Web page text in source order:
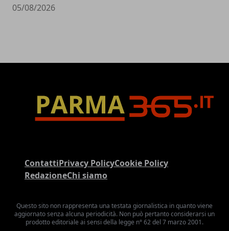
05/08/2026
ContattiPrivacy PolicyCookie Policy
RedazioneChi siamo
Questo sito non rappresenta una testata giornalistica in quanto viene
aggiornato senza alcuna periodicità. Non può pertanto considerarsi un
prodotto editoriale ai sensi della legge n° 62 del 7 marzo 2001.